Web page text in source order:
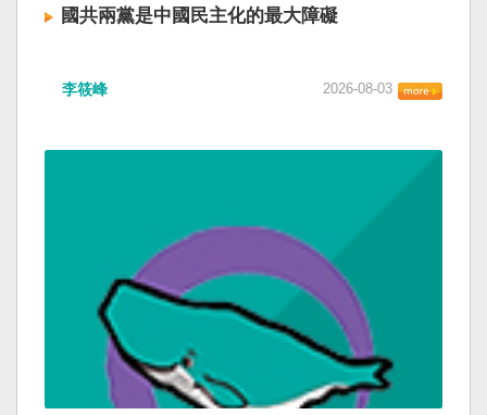
國共兩黨是中國民主化的最大障礙
李筱峰 2026-08-03